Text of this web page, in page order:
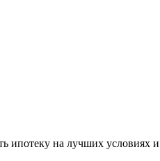
на лучших условиях